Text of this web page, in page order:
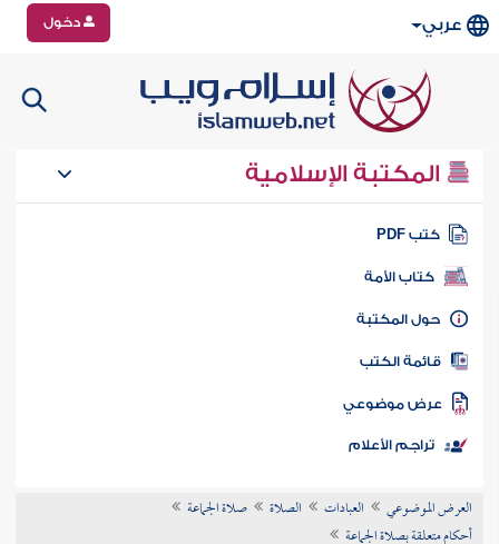
عربي دخول
المكتبة الإسلامية
كتب PDF
كتاب الأمة
المكتبة
الكتب
موضوعي
تراجم الأعلام
العرض الموضوعي العبادات الصلاة
صلاة الجماعة
أحكام متعلقة بصلاة الجماعة